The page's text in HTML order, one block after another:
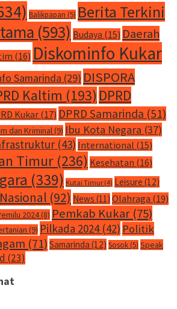
Balikpapan (5) Berita Terkini
(593) Budaya (15) Daerah
(16) Diskominfo Kukar
Samarinda (29) DISPORA
Kaltim (193) DPRD
Kukar (17) DPRD Samarinda (51)
dan Kriminal(9) Ibu Kota Negara (37)
(43) International (15)
Timur (236) Kesehatan (16)
(339) Kutai Timur (4) Leisure (12)
Nasional (92) News (11) Olahraga (19)
2024(8) Pemkab Kukar (75)
(9) Pilkada 2024(42) Politik
(71) Samarinda (12) Sosok(5) Speak
(23)